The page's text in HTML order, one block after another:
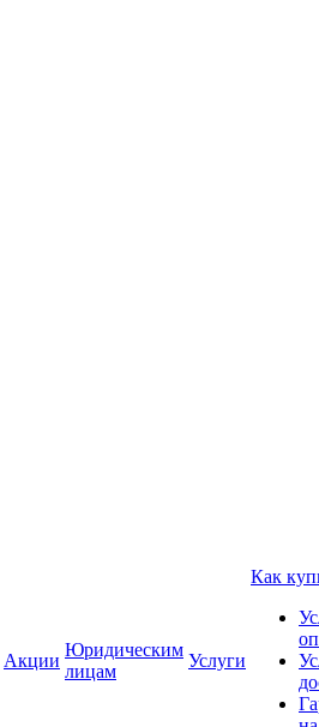
Акции
Юридическим
лицам
Услуги
Как